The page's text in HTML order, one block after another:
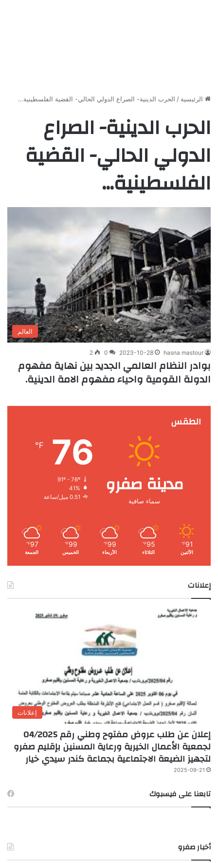
الرئيسية / الحرب الدينية- الصراع الدولي الحالي- القضية الفلسطينية…
الحرب الدينية- الصراع
الدولي الحالي- القضية
الفلسطينية…
العالم
hasna mastour
2023-10-28
0
2
بوادر النظام العالمي الجديد بين نهاية مفهوم
الدولة القومية واحياء مفهوم الامة الدينية.
الطقس
مدينة صفرو
سماء صافية
76
℉
91º - 76º
41%
0.51 ميل/ساعة
91
℉
الأثنين
95
℉
الثلاثاء
99
℉
الأربعاء
99
℉
الخميس
97
℉
الجمعة
إعلانات
إعلانات
إعلان عن طلب عروض مفتوح وطني رقم 04/2025
لجمعية الأعمال الخيرية ورعاية المسنين بإقليم صفرو
لتجهيز الضيعة الاجتماعية بجماعة كندر سيدي خيار
2025-09-21
تابعنا على فيسبوك
أخبار صفرو